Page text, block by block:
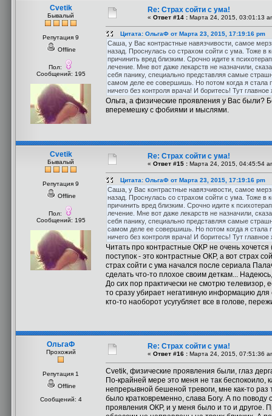
Cvetik
Бывалый
Репутация 9
Offline
Пол:
Сообщений: 195
Re: Страх сойти с ума!
« Ответ #14 : Марта 24, 2015, 03:01:13
Цитата: ОльгаФ от Марта 23, 2015, 17:19:16 pm
Саша, у Вас контрастные навязчивости, самое
назад. Проснулась со страхом сойти с ума. Тоже в
причинить вред близким. Срочно идите к
лечение. Мне вот даже лекарств не назначили,
себя панику, специально представляя самые
самом деле ее совершишь. Но потом когда я стала
ничего без контроля врача! И боритесь! Тут главное
Ольга, а физические проявления у Вас были?
вперемешку с фобиями и мыслями.
Cvetik
Бывалый
Репутация 9
Offline
Пол:
Сообщений: 195
Re: Страх сойти с ума!
« Ответ #15 : Марта 24, 2015, 04:45:54
Цитата: ОльгаФ от Марта 23, 2015, 17:19:16 pm
Саша, у Вас контрастные навязчивости, самое
назад. Проснулась со страхом сойти с ума. Тоже в
причинить вред близким. Срочно идите к
лечение. Мне вот даже лекарств не назначили,
себя панику, специально представляя самые
самом деле ее совершишь. Но потом когда я стала
ничего без контроля врача! И боритесь! Тут главное
Читать про контрастные ОКР не очень
поступок - это контрастные ОКР, а вот страх
страх сойти с ума начался после сериала
сделать что-то плохое своим деткам...
До сих пор практически не смотрю телевизор,
то сразу убирает негативную информацию
кто-то наоборот усугубляет все в голове,
ОльгаФ
Прохожий
Репутация 1
Offline
Сообщений: 4
Re: Страх сойти с ума!
« Ответ #16 : Марта 24, 2015, 07:51:36
Cvetik, физические проявления были, глаз
По-крайней мере это меня не так
непрерывной бешеной тревоги, мне как-то раз
было кратковременно, слава Богу. А по поводу
проявления ОКР, и у меня было и то и другое.